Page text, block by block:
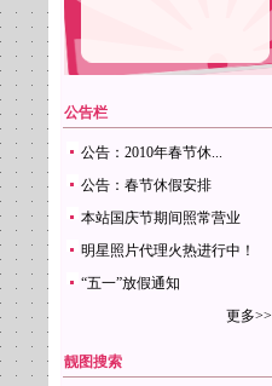
公告栏
公告：2010年春节休...
公告：春节休假安排
本站国庆节期间照常营业
明星照片代理火热进行中！
“五一”放假通知
更多>>
靓图搜索